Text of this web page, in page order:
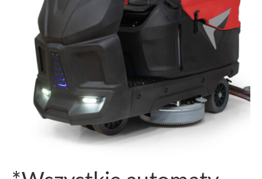
ZGŁOŚ SERWIS